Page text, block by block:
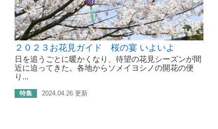
２０２３お花見ガイド 桜の宴 いよいよ
日を追うごとに暖かくなり、待望の花見シーズンが間
近に迫ってきた。各地からソメイヨシノの開花の便
り...
特集 2024.04.26 更新